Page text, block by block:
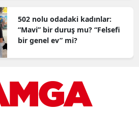
502 nolu odadaki kadınlar:
“Mavi” bir duruş mu? “Felsefi
bir genel ev” mi?